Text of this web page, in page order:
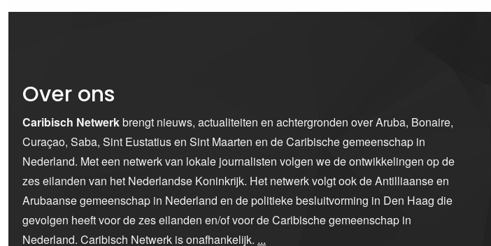
Over ons
Caribisch Netwerkbrengt nieuws, actualiteiten en achtergronden over Aruba, Bonaire,
Curaçao, Saba, Sint Eustatius en Sint Maarten en de Caribische gemeenschap in
Nederland. Met een netwerk van lokale journalisten volgen we de ontwikkelingen op de
zes eilanden van het Nederlandse Koninkrijk. Het netwerk volgt ook de Antilliaanse en
Arubaanse gemeenschap in Nederland en de politieke besluitvorming in Den Haag die
gevolgen heeft voor de zes eilanden en/of voor de Caribische gemeenschap in
Nederland. Caribisch Netwerk is onafhankelijk. ...